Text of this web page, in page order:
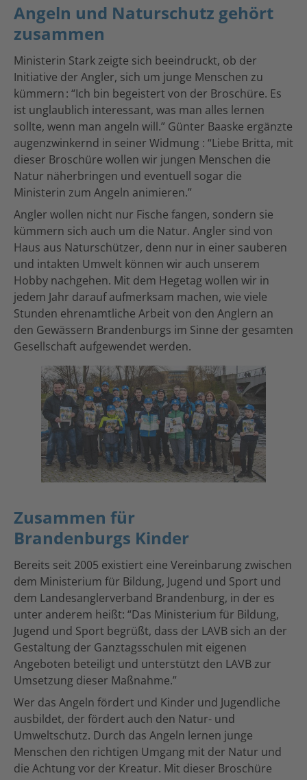
Angeln und Naturschutz gehört
zusammen
Ministerin Stark zeigte sich beeindruckt, ob der
Initiative der Angler, sich um junge Menschen zu
kümmern : “Ich bin begeistert von der Broschüre. Es
ist unglaublich interessant, was man alles lernen
sollte, wenn man angeln will.” Günter Baaske ergänzte
augenzwinkernd in seiner Widmung : “Liebe Britta, mit
dieser Broschüre wollen wir jungen Menschen die
Natur näherbringen und eventuell sogar die
Ministerin zum Angeln animieren.”
Angler wollen nicht nur Fische fangen, sondern sie
kümmern sich auch um die Natur. Angler sind von
Haus aus Naturschützer, denn nur in einer sauberen
und intakten Umwelt können wir auch unserem
Hobby nachgehen. Mit dem Hegetag wollen wir in
jedem Jahr darauf aufmerksam machen, wie viele
Stunden ehrenamtliche Arbeit von den Anglern an
den Gewässern Brandenburgs im Sinne der gesamten
Gesellschaft aufgewendet werden.
Zusammen für
Brandenburgs Kinder
Bereits seit 2005 existiert eine Vereinbarung zwischen
dem Ministerium für Bildung, Jugend und Sport und
dem Landesanglerverband Brandenburg, in der es
unter anderem heißt: “Das Ministerium für Bildung,
Jugend und Sport begrüßt, dass der LAVB sich an der
Gestaltung der Ganztagsschulen mit eigenen
Angeboten beteiligt und unterstützt den LAVB zur
Umsetzung dieser Maßnahme.”
Wer das Angeln fördert und Kinder und Jugendliche
ausbildet, der fördert auch den Natur- und
Umweltschutz. Durch das Angeln lernen junge
Menschen den richtigen Umgang mit der Natur und
die Achtung vor der Kreatur. Mit dieser Broschüre